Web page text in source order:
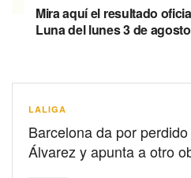
Mira aquí el resultado
Luna del lunes 3 de
LALIGA
Barcelona da por
Álvarez y apunta a otro